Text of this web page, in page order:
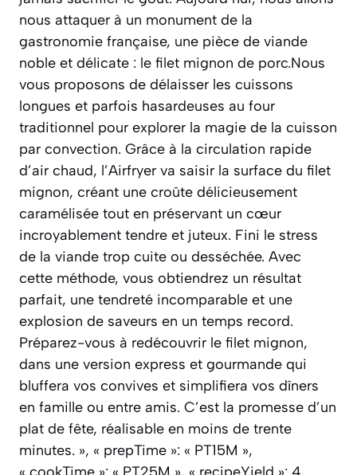
nous attaquer à un monument de la
gastronomie française, une pièce de viande
noble et délicate : le filet mignon de porc.Nous
vous proposons de délaisser les cuissons
longues et parfois hasardeuses au four
traditionnel pour explorer la magie de la cuisson
par convection. Grâce à la circulation rapide
d’air chaud, l’Airfryer va saisir la surface du filet
mignon, créant une croûte délicieusement
caramélisée tout en préservant un cœur
incroyablement tendre et juteux. Fini le stress
de la viande trop cuite ou desséchée. Avec
cette méthode, vous obtiendrez un résultat
parfait, une tendreté incomparable et une
explosion de saveurs en un temps record.
Préparez-vous à redécouvrir le filet mignon,
dans une version express et gourmande qui
bluffera vos convives et simplifiera vos dîners
en famille ou entre amis. C’est la promesse d’un
plat de fête, réalisable en moins de trente
minutes. », « prepTime »: « PT15M »,